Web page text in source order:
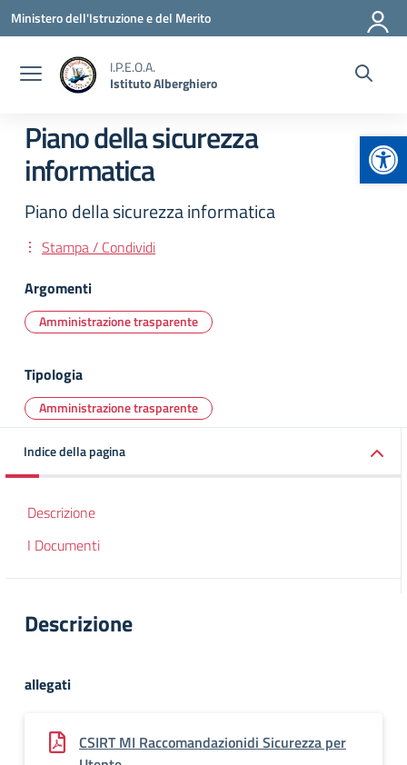
Vai ai contenuti
Vai al menu di navigazione
Vai al footer
Ministero dell'Istruzione e del Merito
I.P.E.O.A.
Istituto Alberghiero
Piano della sicurezza
informatica
Piano della sicurezza informatica
Stampa / Condividi
Argomenti
Amministrazione trasparente
Tipologia
Amministrazione trasparente
Indice della pagina
Descrizione
I Documenti
Descrizione
allegati
CSIRT MI Raccomandazionidi Sicurezza per